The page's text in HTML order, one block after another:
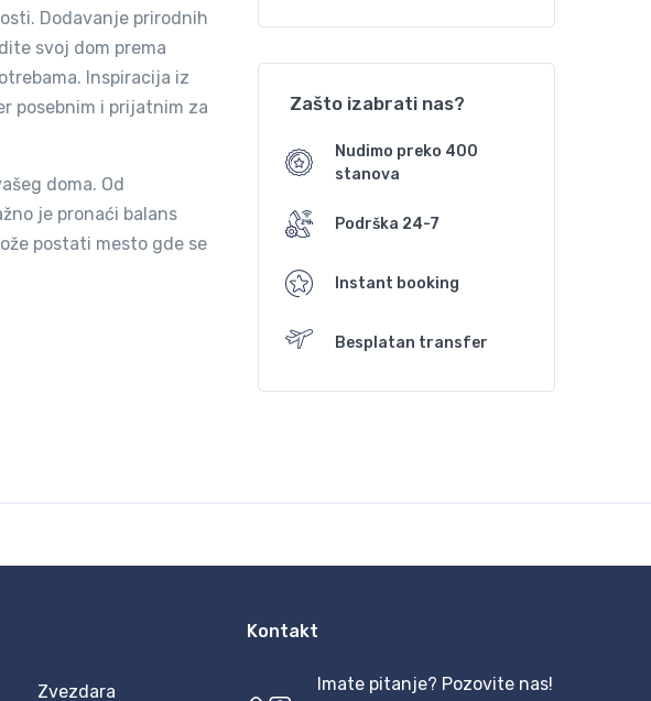
Dodavanje prirodnih
svoj dom prema
Inspiracija iz
posebnim i prijatnim za
doma. Od
je pronaći balans
postati mesto gde se
Zašto izabrati nas?
Nudimo preko 400
stanova
Podrška 24-7
Instant booking
Besplatan transfer
Zvezdara
Kontakt
Imate pitanje? Pozovite nas!